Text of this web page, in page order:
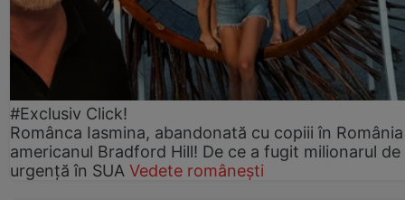
#Exclusiv Click!
Românca Iasmina, abandonată cu copiii în
americanul Bradford Hill! De ce a fugit milionarul de
urgență în SUA Vedete românești